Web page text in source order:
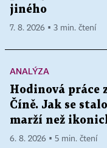
jiného
7. 8. 2026 ▪ 3 min. čtení
ANALÝZA
Hodinová práce
Číně. Jak se
marží než
6. 8. 2026 ▪ 5 min. čtení